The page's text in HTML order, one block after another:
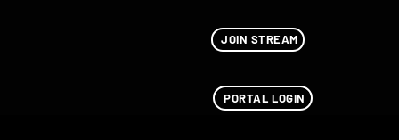
JOIN STREAM
PORTAL LOGIN